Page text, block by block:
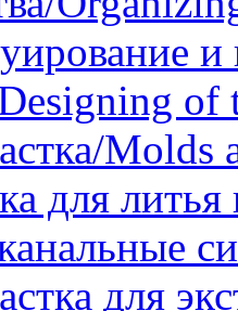
и
of
Molds
для литья
для